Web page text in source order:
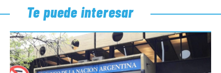
Te puede interesar